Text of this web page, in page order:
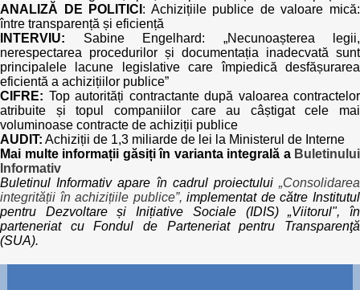
ANALIZĂ DE POLITICI : Achizițiile publice de valoare mică:
între transparență și eficiență
INTERVIU: Sabine Engelhard: „Necunoașterea legii,
nerespectarea procedurilor și documentația inadecvată sunt
principalele lacune legislative care împiedică desfășurarea
eficientă a achizițiilor publice”
CIFRE: Top autorități contractante după valoarea contractelor
atribuite și topul companiilor care au câștigat cele mai
voluminoase contracte de achiziții publice
AUDIT: Achiziții de 1,3 miliarde de lei la Ministerul de Interne
Mai multe informații găsiți în varianta integrală a Buletinului
Informativ
Buletinul Informativ apare în cadrul proiectului „Consolidarea
integrității în achizițiile publice”, implementat de către Institutul
pentru Dezvoltare și Inițiative Sociale (IDIS) „Viitorul", în
parteneriat cu Fondul de Parteneriat pentru Transparenţă
(SUA).